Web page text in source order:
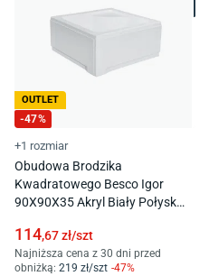
OUTLET
-47%
+1 rozmiar
Obudowa Brodzika
Kwadratowego Besco Igor
90X90X35 Akryl Biały Połysk
114,67zł/szt
Najniższa cena z 30 dni przed
obniżką: 219 zł/szt -47%